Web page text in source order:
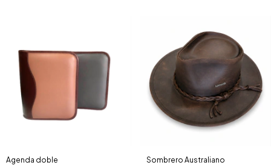
Agenda doble
Sombrero Australiano